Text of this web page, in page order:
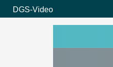
DGS-Video